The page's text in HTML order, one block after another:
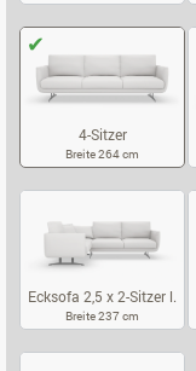
4-Sitzer
Breite 264 cm
Ecksofa 2,5 x 2-Sitzer l.
Breite 237 cm